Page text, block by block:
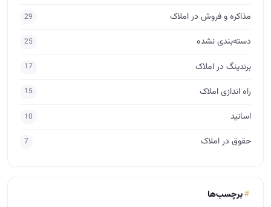
مذاکره و فروش در املاک 29
دسته‌بندی نشده 25
برندینگ در املاک 17
راه اندازی املاک 15
اساتید 10
حقوق در املاک 7
برچسب‌ها